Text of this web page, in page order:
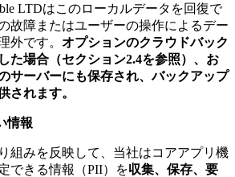
LTDはこのローカルデータを回復で
故障またはユーザーの操作によるデー
外です。 オプションのクラウドバック
た場合（セクション2.4を参照）、お
サーバーにも保存され、バックアップ
されます。
情報
組みを反映して、当社はコアアプリ機
できる情報（PII）を収集、保存、要